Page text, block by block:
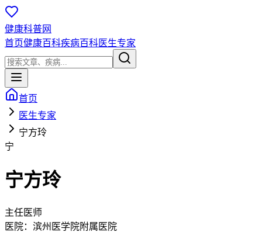
健康科普网
首页健康百科疾病百科医生专家
首页
医生专家
宁方玲
宁
宁方玲
主任医师
医院： 滨州医学院附属医院